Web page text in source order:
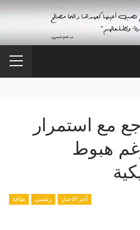
مع استمرار
هبوط
آخر الاخبار رئيسي طاقة